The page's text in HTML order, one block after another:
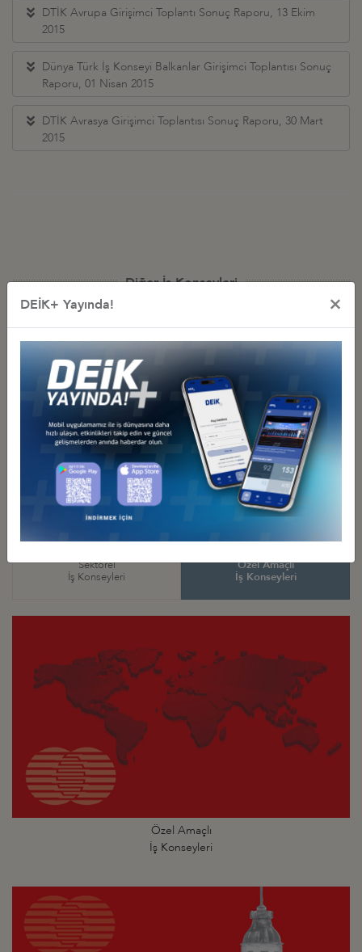
DTİK Avrupa Girişimci Toplantı Sonuç Raporu, 13 Ekim
2015
Dünya Türk İş Konseyi Balkanlar Girişimci Toplantısı Sonuç
Raporu, 01 Nisan 2015
DTİK Avrasya Girişimci Toplantısı Sonuç Raporu, 30 Mart
2015
Diğer İş Konseyleri
Tümü
Türkiye - Afrika
İş Konseyleri
Türkiye - Kuzey Amerika
İş Konseyleri
Türkiye - Latin Amerika ve
Karayipler İş Konseyleri
Türkiye - Asya Pasifik
İş Konseyleri
Türkiye - Avrasya
İş Konseyleri
Türkiye - Avrupa
İş Konseyleri
Türkiye - Orta Doğu ve
Körfez İş Konseyleri
Sektörel
İş Konseyleri
Özel Amaçlı
İş Konseyleri
Özel Amaçlı
İş Konseyleri
DEİK+ Yayında! ×